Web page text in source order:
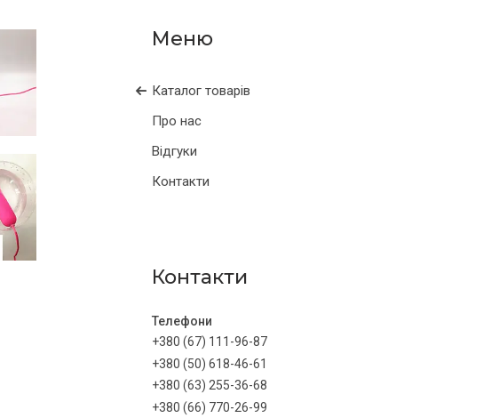
Каталог товарів
Про нас
Відгуки
Контакти
Контакти
+380 (67) 111-96-87
+380 (50) 618-46-61
+380 (63) 255-36-68
+380 (66) 770-26-99